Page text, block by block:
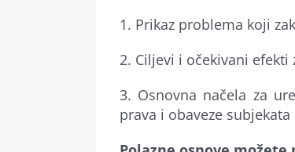
1. Prikaz problema koji
2. Ciljevi i očekivani efekti
3. Osnovna načela za
prava i obaveze